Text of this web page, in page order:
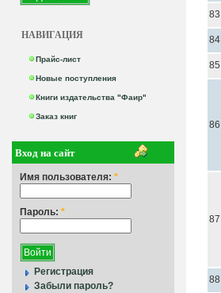
НАВИГАЦИЯ
Прайс-лист
Новые поступления
Книги издательства "Фаир"
Заказ книг
Вход на сайт
Имя пользователя: *
Пароль: *
Регистрация
Забыли пароль?
83
84
85
86
87
88